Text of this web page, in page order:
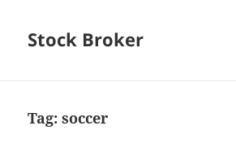
Stock Broker
Tag:soccer